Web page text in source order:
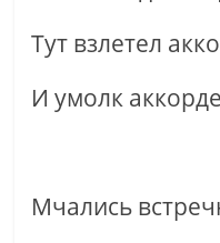
Тут взлетел
И умолк
Мчались